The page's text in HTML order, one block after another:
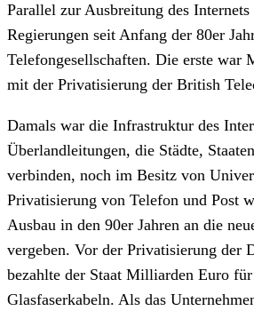
Parallel zur Ausbreitung des
Regierungen seit Anfang der 80er
Telefongesellschaften. Die erste war
mit der Privatisierung der British
Damals war die Infrastruktur des
Überlandleitungen, die Städte,
verbinden, noch im Besitz von
Privatisierung von Telefon und Post
Ausbau in den 90er Jahren an die
vergeben. Vor der Privatisierung der
bezahlte der Staat Milliarden Euro
Glasfaserkabeln. Als das